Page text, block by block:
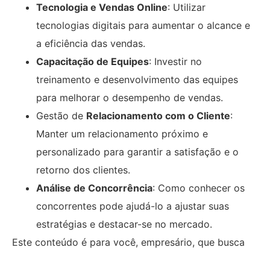
Tecnologia e Vendas Online: Utilizar
tecnologias digitais para aumentar o alcance e
a eficiência das vendas.
Capacitação de Equipes: Investir no
treinamento e desenvolvimento das equipes
para melhorar o desempenho de vendas.
Gestão de Relacionamento com o Cliente:
Manter um relacionamento próximo e
personalizado para garantir a satisfação e o
retorno dos clientes.
Análise de Concorrência: Como conhecer os
concorrentes pode ajudá-lo a ajustar suas
estratégias e destacar-se no mercado.
Este conteúdo é para você, empresário, que busca